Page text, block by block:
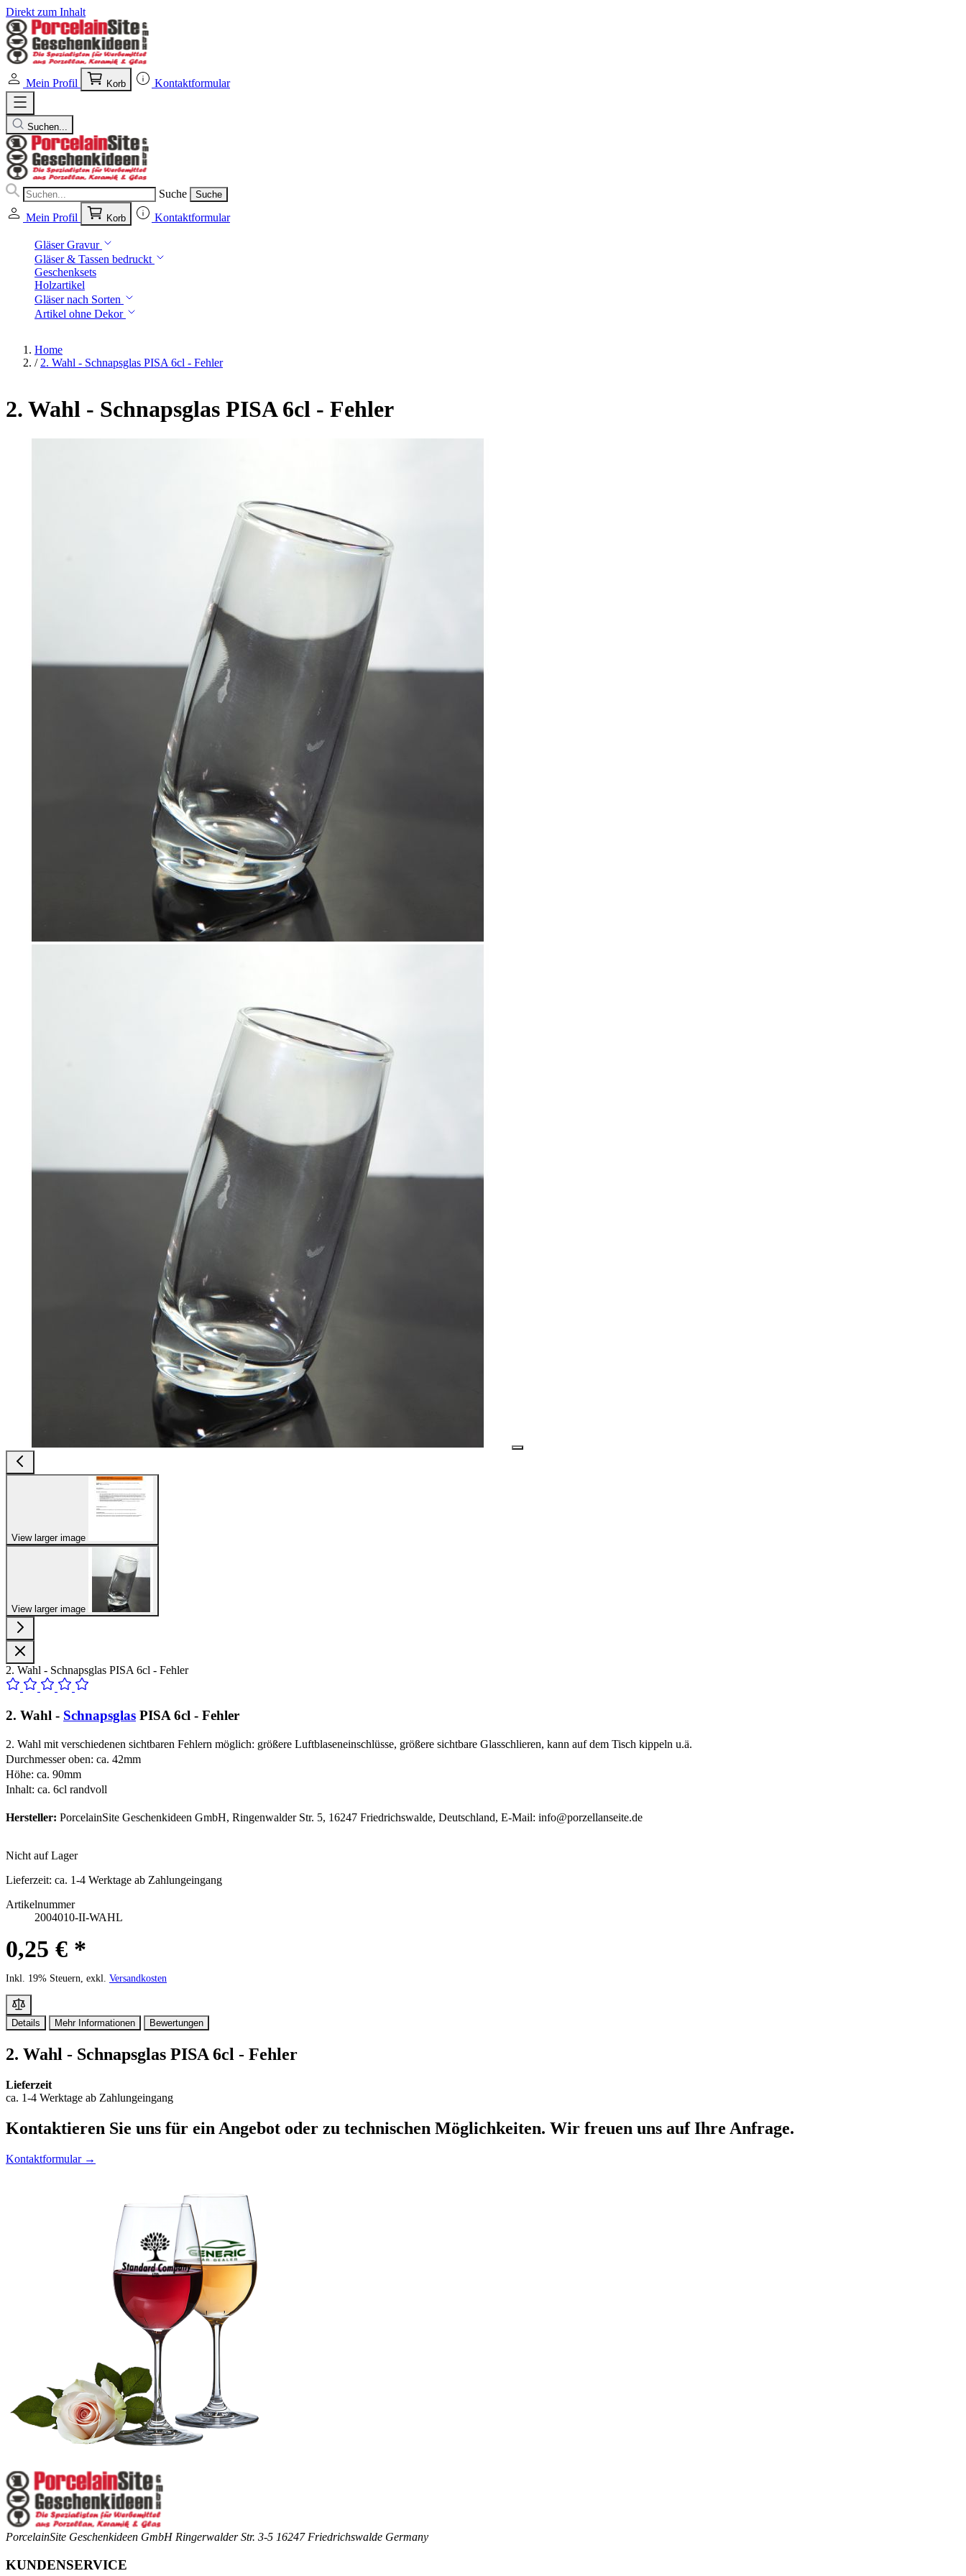
Direkt zum Inhalt
Mein Profil Korb Kontaktformular
Suchen...
Suche Suche
Mein Profil Korb Kontaktformular
Gläser Gravur
Gläser & Tassen bedruckt
Geschenksets
Holzartikel
Gläser nach Sorten
Artikel ohne Dekor
Home
/ 2. Wahl - Schnapsglas PISA 6cl - Fehler
2. Wahl - Schnapsglas PISA 6cl - Fehler
View larger image
View larger image
2. Wahl - Schnapsglas PISA 6cl - Fehler
2. Wahl - Schnapsglas PISA 6cl - Fehler
2. Wahl mit verschiedenen sichtbaren Fehlern möglich: größere Luftblaseneinschlüsse, größere sichtbare Glasschlieren, kann auf dem Tisch kippeln u.ä.
Durchmesser oben: ca. 42mm
Höhe: ca. 90mm
Inhalt: ca. 6cl randvoll
Hersteller: PorcelainSite Geschenkideen GmbH, Ringenwalder Str. 5, 16247 Friedrichswalde, Deutschland, E-Mail: info@porzellanseite.de
Nicht auf Lager
Lieferzeit: ca. 1-4 Werktage ab Zahlungeingang
Artikelnummer
2004010-II-WAHL
0,25 € *
Inkl. 19% Steuern, exkl. Versandkosten
Details Mehr Informationen Bewertungen
2. Wahl - Schnapsglas PISA 6cl - Fehler
Lieferzeit
ca. 1-4 Werktage ab Zahlungeingang
Kontaktieren Sie uns für ein Angebot oder zu technischen Möglichkeiten. Wir freuen uns auf Ihre Anfrage.
Kontaktformular →
PorcelainSite Geschenkideen GmbH Ringerwalder Str. 3-5 16247 Friedrichswalde Germany
KUNDENSERVICE